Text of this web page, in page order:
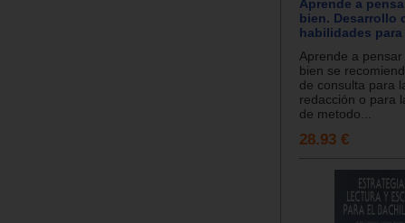
Aprende a
bien. Desarrollo
habilidades
Aprende a
bien se
de consulta para
redacción o para
de metodo...
28.93 €